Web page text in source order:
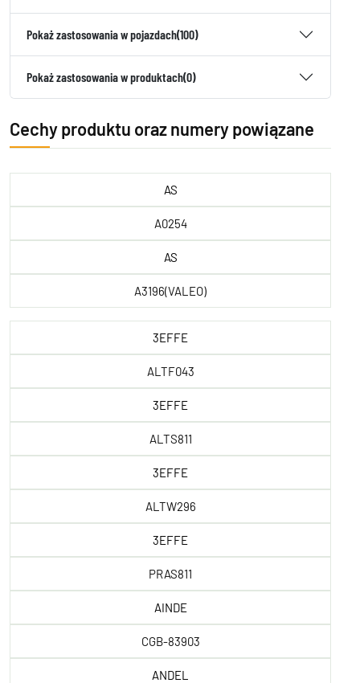
Pokaż zastosowania w pojazdach(100)
Pokaż zastosowania w produktach(0)
Cechy produktu oraz numery powiązane
AS
A0254
AS
A3196(VALEO)
3EFFE
ALTF043
3EFFE
ALTS811
3EFFE
ALTW296
3EFFE
PRAS811
AINDE
CGB-83903
ANDEL